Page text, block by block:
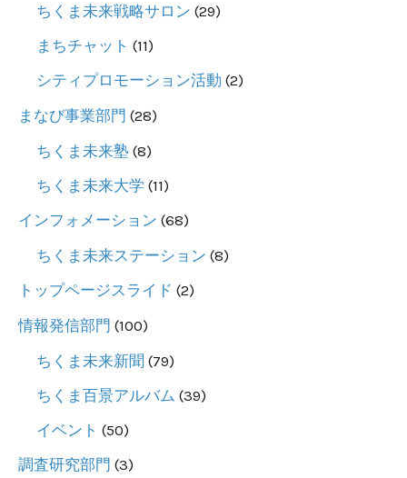
ちくま未来戦略サロン (29)
まちチャット (11)
シティプロモーション活動 (2)
まなび事業部門 (28)
ちくま未来塾 (8)
ちくま未来大学 (11)
インフォメーション (68)
ちくま未来ステーション (8)
トップページスライド (2)
情報発信部門 (100)
ちくま未来新聞 (79)
ちくま百景アルバム (39)
イベント (50)
調査研究部門 (3)